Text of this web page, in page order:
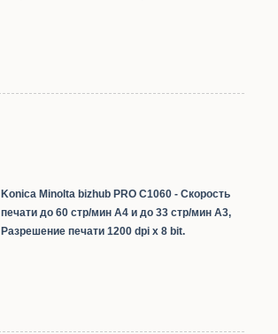
Konica Minolta bizhub PRO C1060 - Скорость
печати до 60 стр/мин А4 и до 33 стр/мин А3,
Разрешение печати 1200 dpi x 8 bit.